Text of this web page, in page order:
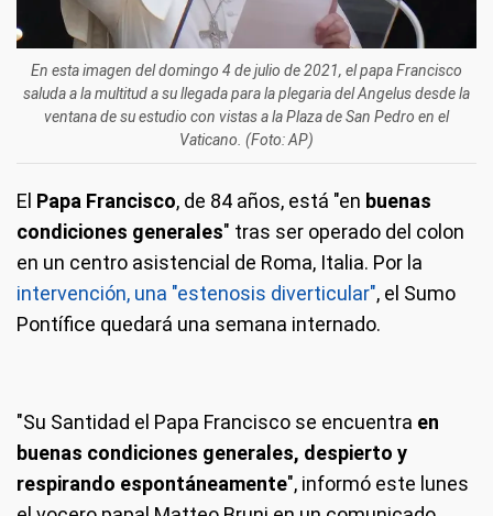
En esta imagen del domingo 4 de julio de 2021, el papa Francisco
saluda a la multitud a su llegada para la plegaria del Angelus desde la
ventana de su estudio con vistas a la Plaza de San Pedro en el
Vaticano. (Foto: AP)
El Papa Francisco, de 84 años, está "en buenas
condiciones generales" tras ser operado del colon
en un centro asistencial de Roma, Italia. Por la
intervención, una "estenosis diverticular", el Sumo
Pontífice quedará una semana internado.
"Su Santidad el Papa Francisco se encuentra en
buenas condiciones generales, despierto y
respirando espontáneamente", informó este lunes